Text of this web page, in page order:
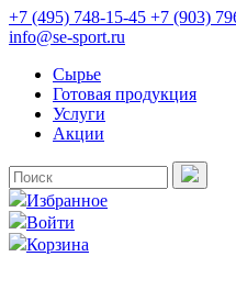
+7 (495) 748-15-45 +7 (903)
info@se-sport.ru
Сырье
Готовая продукция
Услуги
Акции
Избранное
Войти
Корзина